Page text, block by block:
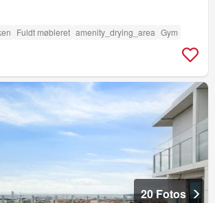
Fuldt møbleret amenity_drying_area Gym
20 Fotos